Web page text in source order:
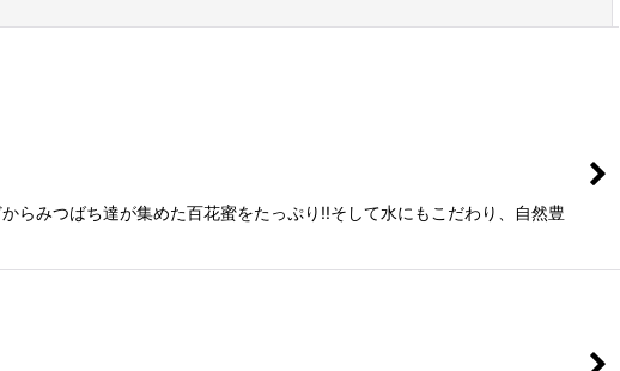
らみつばち達が集めた百花蜜をたっぷり!!そして水にもこだわり、自然豊